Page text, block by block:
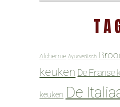
Alchemie Ayurvedisch
keuken De Franse
keuken De